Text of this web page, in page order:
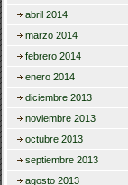
abril 2014
marzo 2014
febrero 2014
enero 2014
diciembre 2013
noviembre 2013
octubre 2013
septiembre 2013
agosto 2013